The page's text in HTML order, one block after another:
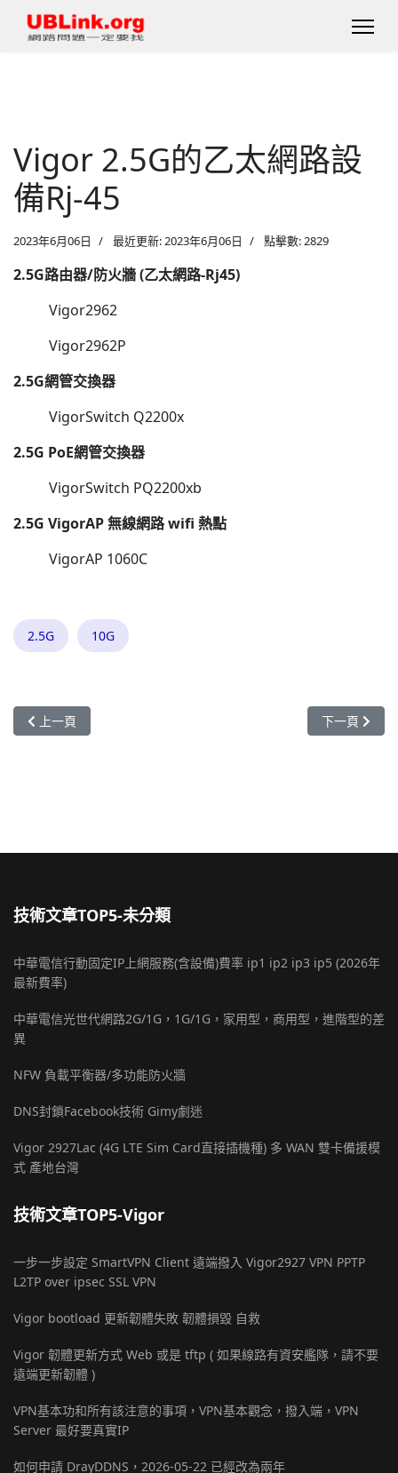
Vigor 2.5G的乙太網路設
備Rj-45
2023年6月06日 最近更新: 2023年6月06日 點擊數: 2829
2.5G路由器/防火牆 (乙太網路-Rj45)
Vigor2962
Vigor2962P
2.5G網管交換器
VigorSwitch Q2200x
2.5G PoE網管交換器
VigorSwitch PQ2200xb
2.5G VigorAP 無線網路 wifi 熱點
VigorAP 1060C
2.5G 10G
上一篇文章: Vigor 192.168.1.1 你的連線不是私人連線，不安全，
上一頁 下一篇文章:
下一頁
技術文章TOP5-未分類
中華電信行動固定IP上網服務(含設備)費率 ip1 ip2 ip3 ip5 (2026年
最新費率)
中華電信光世代網路2G/1G，1G/1G，家用型，商用型，進階型的差
異
NFW 負載平衡器/多功能防火牆
DNS封鎖Facebook技術 Gimy劇迷
Vigor 2927Lac (4G LTE Sim Card直接插機種) 多 WAN 雙卡備援模
式 產地台灣
技術文章TOP5-Vigor
一步一步設定 SmartVPN Client 遠端撥入 Vigor2927 VPN PPTP
L2TP over ipsec SSL VPN
Vigor bootload 更新韌體失敗 韌體損毀 自救
Vigor 韌體更新方式 Web 或是 tftp ( 如果線路有資安艦隊，請不要
遠端更新韌體 )
VPN基本功和所有該注意的事項，VPN基本觀念，撥入端，VPN
Server 最好要真實IP
如何申請 DrayDDNS，2026-05-22 已經改為兩年